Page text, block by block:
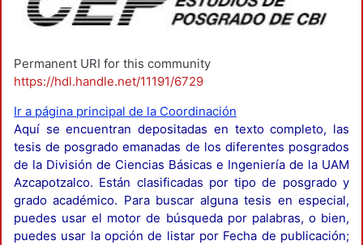
Permanent URI for this community
https://hdl.handle.net/11191/6729
Ir a página principal de la Coordinación
Aquí se encuentran depositadas en texto completo, las
tesis de posgrado emanadas de los diferentes posgrados
de la División de Ciencias Básicas e Ingeniería de la UAM
Azcapotzalco. Están clasificadas por tipo de posgrado y
grado académico. Para buscar alguna tesis en especial,
puedes usar el motor de búsqueda por palabras, o bien,
puedes usar la opción de listar por Fecha de publicación;